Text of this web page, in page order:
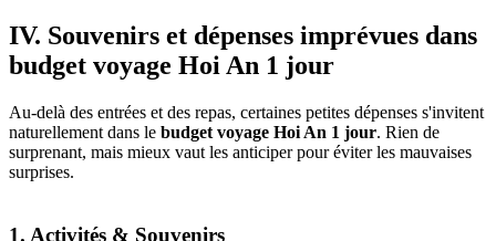
IV. Souvenirs et dépenses imprévues dans
budget voyage Hoi An 1 jour
Au-delà des entrées et des repas, certaines petites dépenses s'invitent
naturellement dans le budget voyage Hoi An 1 jour. Rien de
surprenant, mais mieux vaut les anticiper pour éviter les mauvaises
surprises.
1. Activités & Souvenirs